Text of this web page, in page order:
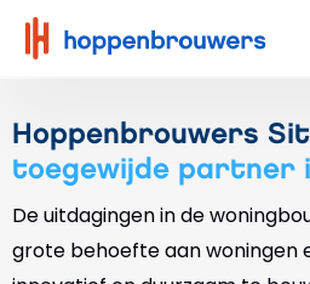
Hoppenbrouwers
|
techniek
leeft
Hoppenbrouwers
toegewijde partner
De uitdagingen in de
grote behoefte aan woningen